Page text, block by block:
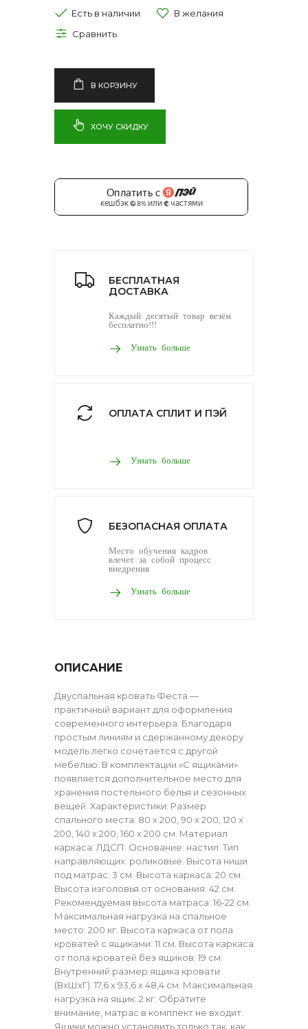
Есть в наличии
В КОРЗИНУ
ХОЧУ СКИДКУ
БЕСПЛАТНАЯ
ДОСТАВКА
Каждый десятый товар везём
бесплатно!!!
Узнать больше
ОПЛАТА СПЛИТ И ПЭЙ
Узнать больше
БЕЗОПАСНАЯ ОПЛАТА
Место обучения кадров
влечет за собой процесс
внедрения
Узнать больше
ОПИСАНИЕ
Двуспальная кровать Феста —
практичный вариант для оформления
современного интерьера. Благодаря
простым линиям и сдержанному декору
модель легко сочетается с другой
мебелью. В комплектации «С ящиками»
появляется дополнительное место для
хранения постельного белья и сезонных
вещей. Характеристики: Размер
спального места: 80 х 200, 90 х 200, 120 х
200, 140 х 200, 160 х 200 см. Материал
каркаса: ЛДСП. Основание: настил. Тип
направляющих: роликовые. Высота ниши
под матрас: 3 см. Высота каркаса: 20 см.
Высота изголовья от основания: 42 см.
Рекомендуемая высота матраса: 16-22 см.
Максимальная нагрузка на спальное
место: 200 кг. Высота каркаса от пола
кроватей с ящиками: 11 см. Высота каркаса
от пола кроватей без ящиков: 19 см.
Внутренний размер ящика кровати
(ВхШхГ): 17,6 х 93,6 х 48,4 см. Максимальная
нагрузка на ящик: 2 кг. Обратите
внимание, матрас в комплект не входит.
Ящики можно установить только так, как